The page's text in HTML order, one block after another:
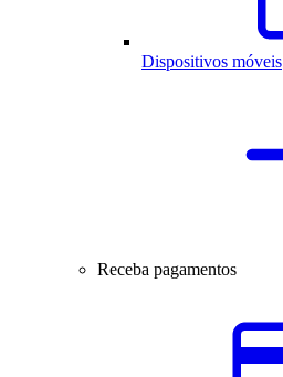
Dispositivos móveis
Receba pagamentos